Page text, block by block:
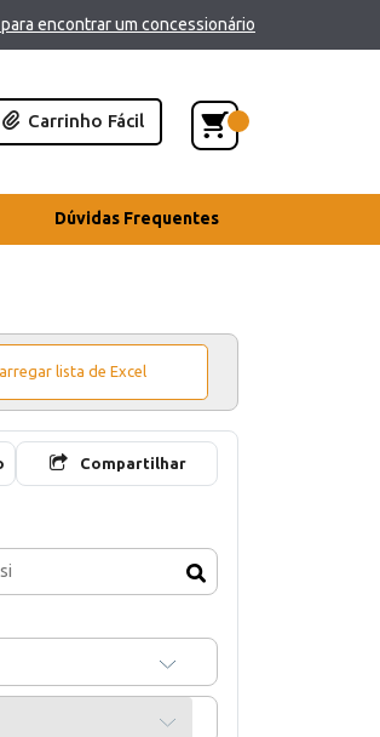
para encontrar um concessionário
Carrinho Fácil
Dúvidas Frequentes
lista de Excel
Compartilhar